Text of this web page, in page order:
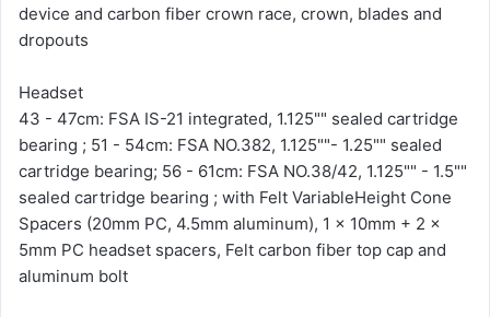
device and carbon fiber crown race, crown, blades and
dropouts
Headset
43 - 47cm: FSA IS-21 integrated, 1.125"" sealed cartridge
bearing ; 51 - 54cm: FSA NO.382, 1.125""- 1.25"" sealed
cartridge bearing; 56 - 61cm: FSA NO.38/42, 1.125"" - 1.5""
sealed cartridge bearing ; with Felt VariableHeight Cone
Spacers (20mm PC, 4.5mm aluminum), 1 x 10mm + 2 x
5mm PC headset spacers, Felt carbon fiber top cap and
aluminum bolt